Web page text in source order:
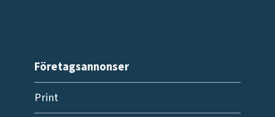
Företagsannonser
Print